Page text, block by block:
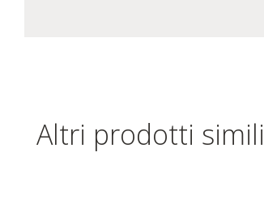
Altri prodotti simili